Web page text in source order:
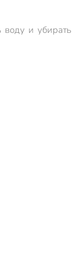
воду и